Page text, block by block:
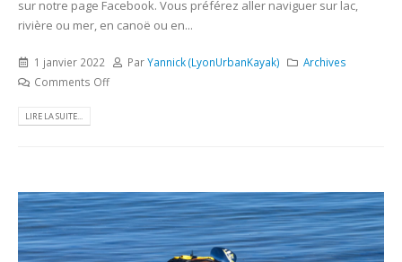
sur notre page Facebook. Vous préférez aller naviguer sur lac,
rivière ou mer, en canoë ou en...
1 janvier 2022 ParYannick (LyonUrbanKayak)
Archives
Comments Off
LIRE LA SUITE...